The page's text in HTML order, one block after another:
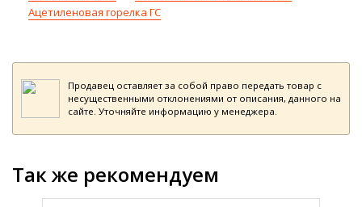
Ацетиленовая горелка ГС
Продавец оставляет за собой право передать товар с
несущественными отклонениями от описания, данного на
сайте. Уточняйте информацию у менеджера.
Так же рекомендуем